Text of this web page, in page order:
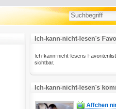
Ich-kann-nicht-lesen's
Ich-kann-nicht-lesens
sichtbar.
Ich-kann-nicht-lesen's
Äffchen